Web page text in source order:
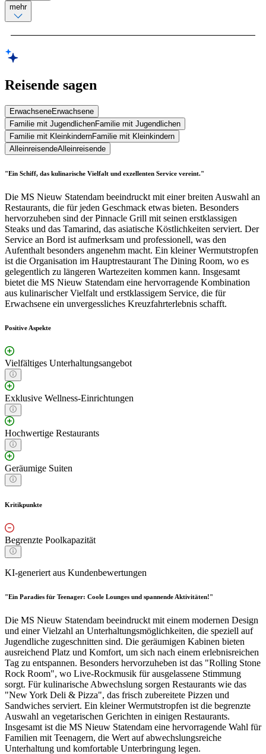
mehr
Reisende sagen
ErwachseneErwachsene
Familie mit JugendlichenFamilie mit Jugendlichen
Familie mit KleinkindernFamilie mit Kleinkindern
AlleinreisendeAlleinreisende
"Ein Schiff, das kulinarische Vielfalt und exzellenten Service vereint."
Die MS Nieuw Statendam beeindruckt mit einer breiten Auswahl an
Restaurants, die für jeden Geschmack etwas bieten. Besonders
hervorzuheben sind der Pinnacle Grill mit seinen erstklassigen
Steaks und das Tamarind, das asiatische Köstlichkeiten serviert. Der
Service an Bord ist aufmerksam und professionell, was den
Aufenthalt besonders angenehm macht. Ein kleiner Wermutstropfen
ist die Organisation im Hauptrestaurant The Dining Room, wo es
gelegentlich zu längeren Wartezeiten kommen kann. Insgesamt
bietet die MS Nieuw Statendam eine hervorragende Kombination
aus kulinarischer Vielfalt und erstklassigem Service, die für
Erwachsene ein unvergessliches Kreuzfahrterlebnis schafft.
Positive Aspekte
Vielfältiges Unterhaltungsangebot
Exklusive Wellness-Einrichtungen
Hochwertige Restaurants
Geräumige Suiten
Kritikpunkte
Begrenzte Poolkapazität
KI-generiert aus Kundenbewertungen
"Ein Paradies für Teenager: Coole Lounges und spannende Aktivitäten!"
Die MS Nieuw Statendam beeindruckt mit einem modernen Design
und einer Vielzahl an Unterhaltungsmöglichkeiten, die speziell auf
Jugendliche zugeschnitten sind. Die geräumigen Kabinen bieten
ausreichend Platz und Komfort, um sich nach einem erlebnisreichen
Tag zu entspannen. Besonders hervorzuheben ist das "Rolling Stone
Rock Room", wo Live-Rockmusik für ausgelassene Stimmung
sorgt. Für kulinarische Abwechslung sorgen Restaurants wie das
"New York Deli & Pizza", das frisch zubereitete Pizzen und
Sandwiches serviert. Ein kleiner Wermutstropfen ist die begrenzte
Auswahl an vegetarischen Gerichten in einigen Restaurants.
Insgesamt ist die MS Nieuw Statendam eine hervorragende Wahl für
Familien mit Teenagern, die Wert auf abwechslungsreiche
Unterhaltung und komfortable Unterbringung legen.